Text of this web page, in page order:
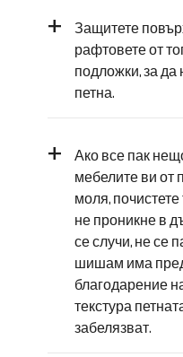
+
Защитете
рафтовете от
подложки, за да
петна.
+
Ако все пак
мебелите ви от
моля, почистете
не проникне в
се случи, не се
шишам има
благодарение
текстура
забелязват.